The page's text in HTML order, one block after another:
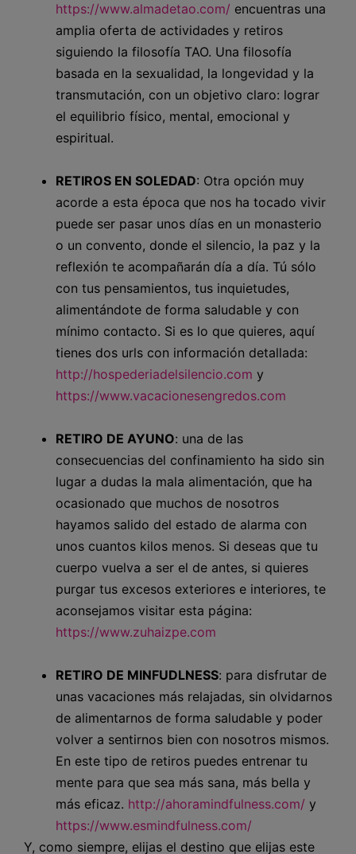
https://www.almadetao.com/ encuentras una
amplia oferta de actividades y retiros
siguiendo la filosofía TAO. Una filosofía
basada en la sexualidad, la longevidad y la
transmutación, con un objetivo claro: lograr
el equilibrio físico, mental, emocional y
espiritual.
RETIROS EN SOLEDAD: Otra opción muy
acorde a esta época que nos ha tocado vivir
puede ser pasar unos días en un monasterio
o un convento, donde el silencio, la paz y la
reflexión te acompañarán día a día. Tú sólo
con tus pensamientos, tus inquietudes,
alimentándote de forma saludable y con
mínimo contacto. Si es lo que quieres, aquí
tienes dos urls con información detallada:
http://hospederiadelsilencio.com y
https://www.vacacionesengredos.com
RETIRO DE AYUNO: una de las
consecuencias del confinamiento ha sido sin
lugar a dudas la mala alimentación, que ha
ocasionado que muchos de nosotros
hayamos salido del estado de alarma con
unos cuantos kilos menos. Si deseas que tu
cuerpo vuelva a ser el de antes, si quieres
purgar tus excesos exteriores e interiores, te
aconsejamos visitar esta página:
https://www.zuhaizpe.com
RETIRO DE MINFUDLNESS: para disfrutar de
unas vacaciones más relajadas, sin olvidarnos
de alimentarnos de forma saludable y poder
volver a sentirnos bien con nosotros mismos.
En este tipo de retiros puedes entrenar tu
mente para que sea más sana, más bella y
más eficaz. http://ahoramindfulness.com/ y
https://www.esmindfulness.com/
Y, como siempre, elijas el destino que elijas este